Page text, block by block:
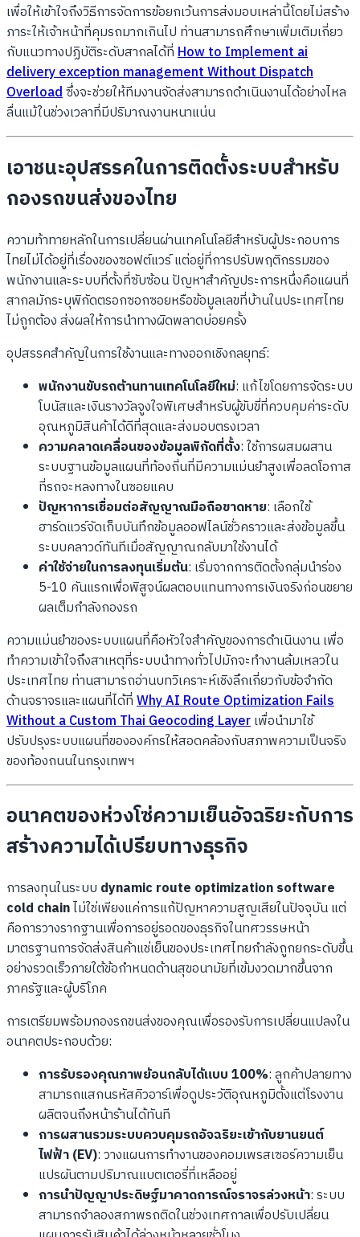
เพื่อให้เข้าใจถึงวิธีการจัดการข้อยกเว้นการส่งมอบเหล่านี้โดยไม่สร้าง
ภาระให้เจ้าหน้าที่คุมรถมากเกินไป ท่านสามารถศึกษาเพิ่มเติมเกี่ยว
กับแนวทางปฏิบัติระดับสากลได้ที่How to Implement ai
delivery exception management Without Dispatch
Overloadซึ่งจะช่วยให้ทีมงานจัดส่งสามารถดำเนินงานได้อย่างไหล
ลื่นแม้ในช่วงเวลาที่มีปริมาณงานหนาแน่น
เอาชนะอุปสรรคในการติดตั้งระบบสำหรับ
กองรถขนส่งของไทย
ความท้าทายหลักในการเปลี่ยนผ่านเทคโนโลยีสำหรับผู้ประกอบการ
ไทยไม่ได้อยู่ที่เรื่องของซอฟต์แวร์ แต่อยู่ที่การปรับพฤติกรรมของ
พนักงานและระบบที่ตั้งที่ซับซ้อน ปัญหาสำคัญประการหนึ่งคือแผนที่
สากลมักระบุพิกัดตรอกซอกซอยหรือข้อมูลเลขที่บ้านในประเทศไทย
ไม่ถูกต้อง ส่งผลให้การนำทางผิดพลาดบ่อยครั้ง
อุปสรรคสำคัญในการใช้งานและทางออกเชิงกลยุทธ์:
พนักงานขับรถต้านทานเทคโนโลยีใหม่: แก้ไขโดยการจัดระบบ
โบนัสและเงินรางวัลจูงใจพิเศษสำหรับผู้ขับขี่ที่ควบคุมค่าระดับ
อุณหภูมิสินค้าได้ดีที่สุดและส่งมอบตรงเวลา
ความคลาดเคลื่อนของข้อมูลพิกัดที่ตั้ง: ใช้การผสมผสาน
ระบบฐานข้อมูลแผนที่ท้องถิ่นที่มีความแม่นยำสูงเพื่อลดโอกาส
ที่รถจะหลงทางในซอยแคบ
ปัญหาการเชื่อมต่อสัญญาณมือถือขาดหาย: เลือกใช้
ฮาร์ดแวร์จัดเก็บบันทึกข้อมูลออฟไลน์ชั่วคราวและส่งข้อมูลขึ้น
ระบบคลาวด์ทันทีเมื่อสัญญาณกลับมาใช้งานได้
ค่าใช้จ่ายในการลงทุนเริ่มต้น: เริ่มจากการติดตั้งกลุ่มนำร่อง
5-10 คันแรกเพื่อพิสูจน์ผลตอบแทนทางการเงินจริงก่อนขยาย
ผลเต็มกำลังกองรถ
ความแม่นยำของระบบแผนที่คือหัวใจสำคัญของการดำเนินงาน เพื่อ
ทำความเข้าใจถึงสาเหตุที่ระบบนำทางทั่วไปมักจะทำงานล้มเหลวใน
ประเทศไทย ท่านสามารถอ่านบทวิเคราะห์เชิงลึกเกี่ยวกับข้อจำกัด
ด้านจราจรและแผนที่ได้ที่Why AI Route Optimization Fails
Without a Custom Thai Geocoding Layerเพื่อนำมาใช้
ปรับปรุงระบบแผนที่ขององค์กรให้สอดคล้องกับสภาพความเป็นจริง
ของท้องถนนในกรุงเทพฯ
อนาคตของห่วงโซ่ความเย็นอัจฉริยะกับการ
สร้างความได้เปรียบทางธุรกิจ
การลงทุนในระบบ dynamic route optimization software
cold chainไม่ใช่เพียงแค่การแก้ปัญหาความสูญเสียในปัจจุบัน แต่
คือการวางรากฐานเพื่อการอยู่รอดของธุรกิจในทศวรรษหน้า
มาตรฐานการจัดส่งสินค้าแช่เย็นของประเทศไทยกำลังถูกยกระดับขึ้น
อย่างรวดเร็วภายใต้ข้อกำหนดด้านสุขอนามัยที่เข้มงวดมากขึ้นจาก
ภาครัฐและผู้บริโภค
การเตรียมพร้อมกองรถขนส่งของคุณเพื่อรองรับการเปลี่ยนแปลงใน
อนาคตประกอบด้วย:
การรับรองคุณภาพย้อนกลับได้แบบ 100%: ลูกค้าปลายทาง
สามารถแสกนรหัสคิวอาร์เพื่อดูประวัติอุณหภูมิตั้งแต่โรงงาน
ผลิตจนถึงหน้าร้านได้ทันที
การผสานรวมระบบควบคุมรถอัจฉริยะเข้ากับยานยนต์
ไฟฟ้า (EV): วางแผนการทำงานของคอมเพรสเซอร์ความเย็น
แปรผันตามปริมาณแบตเตอรี่ที่เหลืออยู่
การนำปัญญาประดิษฐ์มาคาดการณ์จราจรล่วงหน้า: ระบบ
สามารถจำลองสภาพรถติดในช่วงเทศกาลเพื่อปรับเปลี่ยน